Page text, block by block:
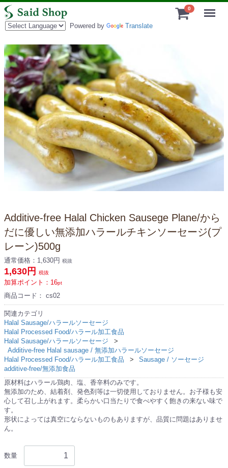
Powered by Translate
0
Additive-free Halal Chicken Sausege Plane/から
だに優しい無添加ハラールチキンソーセージ(プ
レーン)500g
通常価格： 1,630円 税抜
1,630円 税抜
加算ポイント： 16pt
商品コード： cs02
関連カテゴリ
Halal Sausage/ハラールソーセージ
Halal Processed Food/ハラール加工食品
Halal Sausage/ハラールソーセージ
Additive-free Halal sausage / 無添加ハラールソーセージ
Halal Processed Food/ハラール加工食品
Sausage / ソーセージ
additive-free/無添加食品
原材料はハラール鶏肉、塩、香辛料のみです。
無添加のため、結着剤、発色剤等は一切使用しておりません。お子様も安
心して召し上がれます。柔らかい口当たりで食べやすく飽きの来ない味で
す。
形状によっては真空にならないものもありますが、品質に問題はありませ
ん。
数量